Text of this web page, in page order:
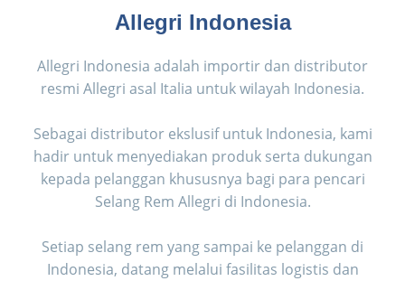
Allegri Indonesia
Allegri Indonesia adalah importir dan distributor
resmi Allegri asal Italia untuk wilayah Indonesia.
Sebagai distributor ekslusif untuk Indonesia, kami
hadir untuk menyediakan produk serta dukungan
kepada pelanggan khususnya bagi para pencari
Selang Rem Allegri di Indonesia.
Setiap selang rem yang sampai ke pelanggan di
Indonesia, datang melalui fasilitas logistis dan